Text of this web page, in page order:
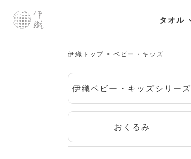
タオル
伊織トップ ベビー・キッズ
伊織ベビー・キッズシリーズ
おくるみ